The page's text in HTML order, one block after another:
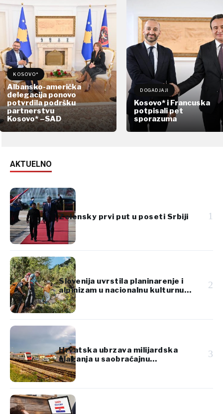
KOSOVO*
Albansko-američka
delegacija ponovo
potvrdila podršku
partnerstvu
Kosovo* –SAD
DOGADJAJI
Kosovo* i Francuska
potpisali pet
sporazuma
AKTUELNO
Zelensky prvi put u poseti Srbiji 1
Slovenija uvrstila planinarenje i
alpinizam u nacionalnu kulturnu
baštinu
2
Hrvatska ubrzava milijardska
ulaganja u saobraćajnu
infrastrukturu
3